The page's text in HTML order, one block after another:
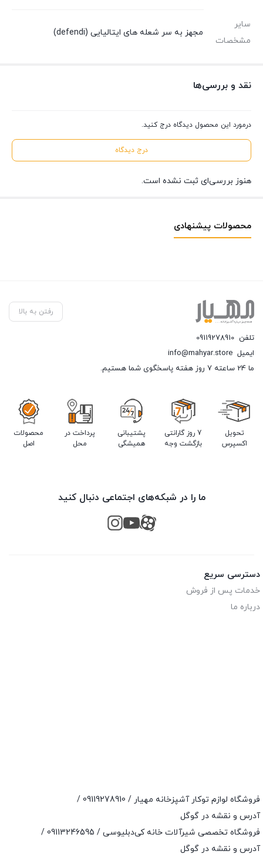
سایر
مشخصات
مجهز به سر شعله های ایتالیایی (defendi)
نقد و بررسی‌ها
درمورد این محصول دیدگاه درج کنید.
درج دیدگاه
هنوز بررسی‌ای ثبت نشده است.
محصولات پیشنهادی
رفتن به بالا
تلفن 09119278910
ایمیل info@mahyar.store
ما 24 ساعته 7 روز هفته پاسخگوی شما هستیم.
تحویل
اکسپرس
7 روز گارانتی
بازگشت وجه
پشتیبانی
همیشگی
پرداخت در
محل
محصولات
اصل
ما را در شبکه‌های اجتماعی دنبال کنید
دسترسی سریع
خدمات پس از فروش
درباره ما
فروشگاه لوازم توکار آشپزخانه مهیار / 09119278910
/
آدرس و نقشه در گوگل
فروشگاه تخصصی شیرآلات خانه کی‌دبلیوسی / 09113246595
/
آدرس و نقشه در گوگل